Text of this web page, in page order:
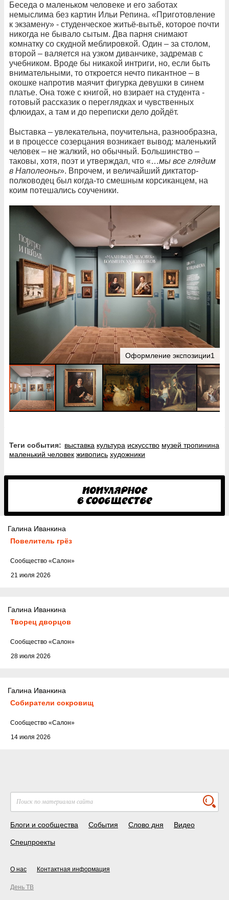
Беседа о маленьком человеке и его заботах
немыслима без картин Ильи Репина. «Приготовление
к экзамену» - студенческое житьё-вытьё, которое почти
никогда не бывало сытым. Два парня снимают
комнатку со скудной меблировкой. Один – за столом,
второй – валяется на узком диванчике, задремав с
учебником. Вроде бы никакой интриги, но, если быть
внимательными, то откроется нечто пикантное – в
окошке напротив маячит фигурка девушки в синем
платье. Она тоже с книгой, но взирает на студента -
готовый рассказик о переглядках и чувственных
флюидах, а там и до переписки дело дойдёт.
Выставка – увлекательна, поучительна, разнообразна,
и в процессе созерцания возникает вывод: маленький
человек – не жалкий, но обычный. Большинство –
таковы, хотя, поэт и утверждал, что «…мы все глядим
в Наполеоны». Впрочем, и величайший диктатор-
полководец был когда-то смешным корсиканцем, на
коим потешались соученики.
Оформление экспозиции1
Теги события: выставка культура искусство музей тропинина
маленький человек живопись художники
Галина Иванкина
Повелитель грёз
21 июля 2026
Cообщество «Салон»
Галина Иванкина
Творец дворцов
28 июля 2026
Cообщество «Салон»
Галина Иванкина
Собиратели сокровищ
14 июля 2026
Cообщество «Салон»
Блоги и сообщества События Слово дня Видео
Спецпроекты
О нас Контактная информация
День ТВ